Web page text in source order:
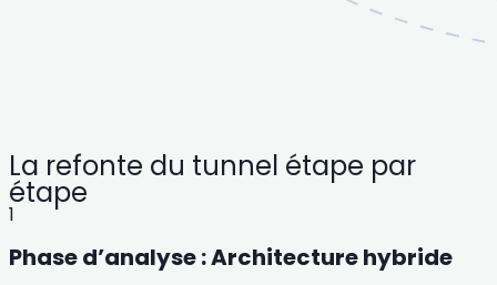
La refonte du tunnel étape par
étape
1
Phase d’analyse : Architecture hybride